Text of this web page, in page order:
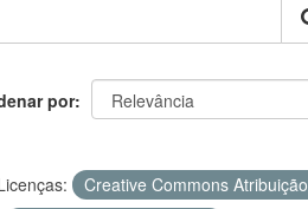
por
Creative Commons Atribuição